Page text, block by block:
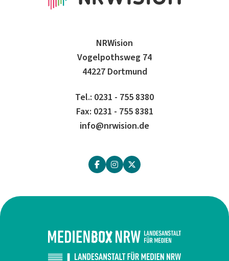
NRWision
Vogelpothsweg 74
44227 Dortmund
Tel.: 0231 - 755 8380
Fax: 0231 - 755 8381
info@nrwision.de